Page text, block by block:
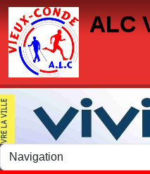
ALC
Panneau de gestion des